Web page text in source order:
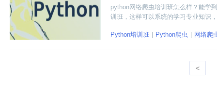
python网络爬虫培训班怎么样？能学
训班，这样可以系统的学习专业知识
学习、图像识别、深度学习等技术知
Python培训班 Python爬虫 网络爬
<